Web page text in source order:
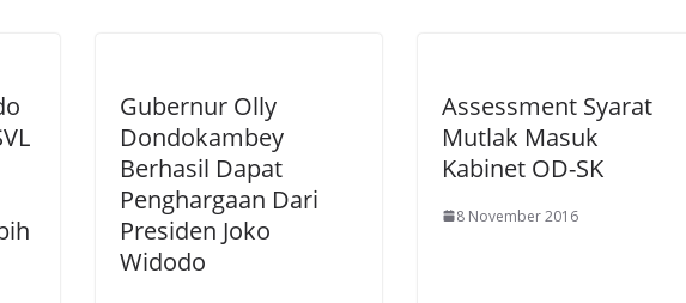
Gubernur Olly
Dondokambey
Berhasil Dapat
Penghargaan Dari
Presiden Joko
Widodo
Assessment Syarat
Mutlak Masuk
Kabinet OD-SK
8 November 2016